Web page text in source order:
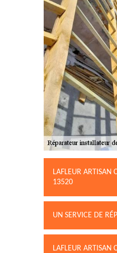
LAFLEUR ARTISAN
13520
UN SERVICE DE
LAFLEUR ARTISAN